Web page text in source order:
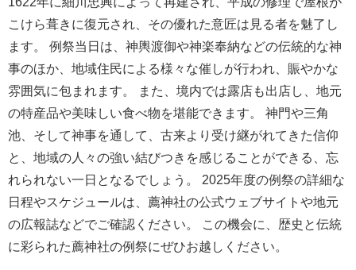
こけら葺きに復元され、その優れた意匠は見る者を魅了し
ます。 例祭当日は、神輿渡御や神楽奉納などの伝統的な神
事のほか、地域住民による様々な催しが行われ、賑やかな
雰囲気に包まれます。 また、境内では露店も出店し、地元
の特産品や美味しい食べ物を堪能できます。 神門や三角
池、そして神事を通して、古来より受け継がれてきた信仰
と、地域の人々の強い結びつきを感じることができる、忘
れられない一日となるでしょう。 2025年度の例祭の詳細な
日程やスケジュールは、薦神社の公式ウェブサイトや地元
の広報誌などでご確認ください。 この機会に、歴史と伝統
に彩られた薦神社の例祭にぜひお越しください。